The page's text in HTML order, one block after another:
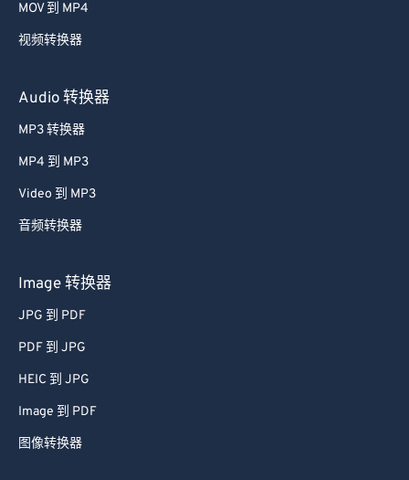
MOV 到 MP4
视频转换器
Audio 转换器
MP3 转换器
MP4 到 MP3
Video 到 MP3
音频转换器
Image 转换器
JPG 到 PDF
PDF 到 JPG
HEIC 到 JPG
Image 到 PDF
图像转换器